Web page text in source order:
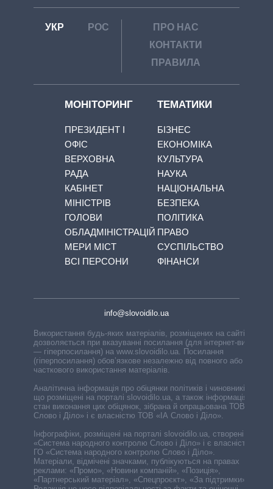
УКР РОС
ПРО НАС
КОНТАКТИ
ПРАВИЛА
МОНІТОРИНГ
ПРЕЗИДЕНТ І
ОФІС
ВЕРХОВНА
РАДА
КАБІНЕТ
МІНІСТРІВ
ГОЛОВИ
ОБЛАДМІНІСТРАЦІЙ
МЕРИ МІСТ
ВСІ ПЕРСОНИ
ТЕМАТИКИ
БІЗНЕС
ЕКОНОМІКА
КУЛЬТУРА
НАУКА
НАЦІОНАЛЬНА
БЕЗПЕКА
ПОЛІТИКА
ПРАВО
СУСПІЛЬСТВО
ФІНАНСИ
info@slovoidilo.ua
Використання будь-яких матеріалів, розміщених на сайті,
дозволяється при вказуванні посилання (для інтернет-видань
— гіперпосилання) на www.slovoidilo.ua. Посилання
(гіперпосилання) обов’язкове незалежно від повного або
часткового використання матеріалів.
Аналітична інформація про обіцянки політиків і чиновників,
що розміщені на порталі slovoidilo.ua, а також інформація про
стан виконання цих обіцянок, зібрана й опрацьована ТОВ «ІА
Слово і Діло» і є власністю ТОВ «ІА Слово і Діло».
Інфографіки, розміщені на порталі slovoidilo.ua, створені ГО
«Система народного контролю Слово і Діло» і є власністю
ГО «Система народного контролю Слово і Діло».
Матеріали, відмічені значками, публікуються на правах
реклами: «Промо», «Новини компаній», «Позиція»,
«Партнерський матеріал», «Спецпроєкт», «За підтримки».